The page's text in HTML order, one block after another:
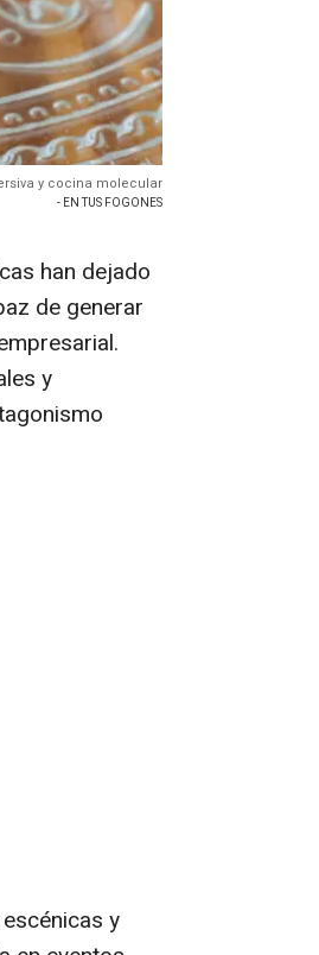
y cocina molecular
- EN TUS FOGONES
han dejado
de generar
y
y